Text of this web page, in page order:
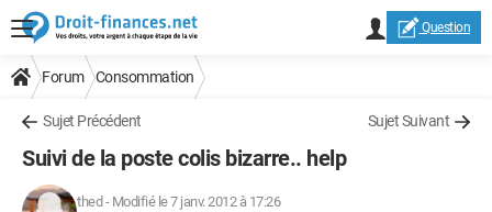
Question
Forum Consommation
Sujet Précédent Sujet Suivant
Suivi de la poste colis bizarre.. help
thed - Modifié le 7 janv. 2012 à 17:26